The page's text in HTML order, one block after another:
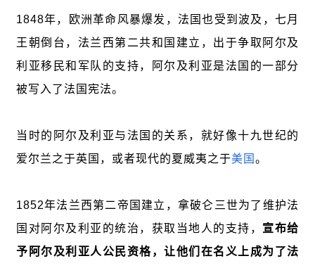
1848年，欧洲革命风暴爆发，法国也受到波及，七月
王朝倒台，法兰西第二共和国建立，出于争取阿尔及
利亚移民和军队的支持，阿尔及利亚是法国的一部分
被写入了法国宪法。
当时的阿尔及利亚与法国的关系，就好像十九世纪的
爱尔兰之于英国，或者现代的夏威夷之于美国 。
1852年法兰西第二帝国建立，拿破仑三世为了维护法
国对阿尔及利亚的统治，获取当地人的支持， 宣布给
予阿尔及利亚人公民资格，让他们在名义上成为了法